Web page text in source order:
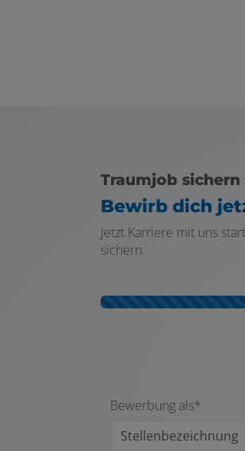
Traumjob
Bewirb dich
Jetzt Karriere mit uns
sichern.
Bewerbung als*